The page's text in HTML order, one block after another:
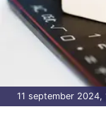
11 september 2024,